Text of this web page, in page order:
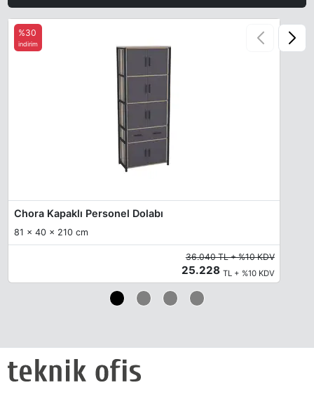
Chora Kapaklı Personel Dolabı
81 x 40 x 210 cm
%30
indirim
36.040 TL + %10 KDV
25.228 TL + %10 KDV